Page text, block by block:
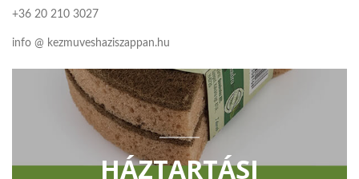
+36 20 210 3027
info @ kezmuveshaziszappan.hu
HÁZTARTÁSI